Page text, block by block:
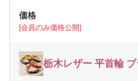
[会員のみ価格公開]
栃木レザー 平首輪